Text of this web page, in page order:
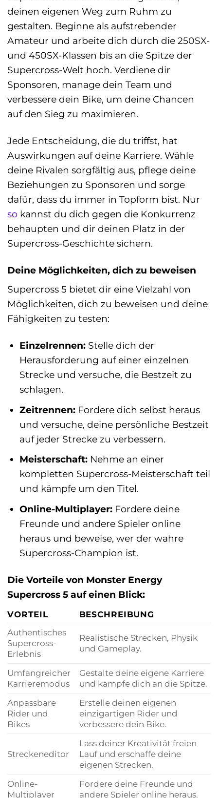
deinen eigenen Weg zum Ruhm zu
gestalten. Beginne als aufstrebender
Amateur und arbeite dich durch die 250SX-
und 450SX-Klassen bis an die Spitze der
Supercross-Welt hoch. Verdiene dir
Sponsoren, manage dein Team und
verbessere dein Bike, um deine Chancen
auf den Sieg zu maximieren.
Jede Entscheidung, die du triffst, hat
Auswirkungen auf deine Karriere. Wähle
deine Rivalen sorgfältig aus, pflege deine
Beziehungen zu Sponsoren und sorge
dafür, dass du immer in Topform bist. Nur
so kannst du dich gegen die Konkurrenz
behaupten und dir deinen Platz in der
Supercross-Geschichte sichern.
Deine Möglichkeiten, dich zu beweisen
Supercross 5 bietet dir eine Vielzahl von
Möglichkeiten, dich zu beweisen und deine
Fähigkeiten zu testen:
Einzelrennen:Stelle dich der
Herausforderung auf einer einzelnen
Strecke und versuche, die Bestzeit zu
schlagen.
Zeitrennen:Fordere dich selbst heraus
und versuche, deine persönliche Bestzeit
auf jeder Strecke zu verbessern.
Meisterschaft:Nehme an einer
kompletten Supercross-Meisterschaft teil
und kämpfe um den Titel.
Online-Multiplayer:Fordere deine
Freunde und andere Spieler online
heraus und beweise, wer der wahre
Supercross-Champion ist.
Die Vorteile von Monster Energy
Supercross 5 auf einen Blick:
VORTEIL
BESCHREIBUNG
Authentisches
Supercross-
Erlebnis
Realistische Strecken, Physik
und Gameplay.
Umfangreicher
Karrieremodus
Gestalte deine eigene Karriere
und kämpfe dich an die Spitze.
Anpassbare
Rider und
Bikes
Erstelle deinen eigenen
einzigartigen Rider und
verbessere dein Bike.
Streckeneditor
Lass deiner Kreativität freien
Lauf und erschaffe deine
eigenen Strecken.
Online-
Multiplayer
Fordere deine Freunde und
andere Spieler online heraus.